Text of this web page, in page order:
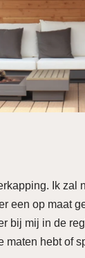
Ik
een op maat
bij mij in de
maten hebt of